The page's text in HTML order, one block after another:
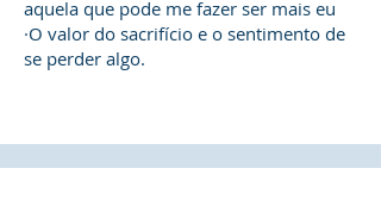
aquela que pode me fazer ser mais eu
·O valor do sacrifício e o sentimento de
se perder algo.